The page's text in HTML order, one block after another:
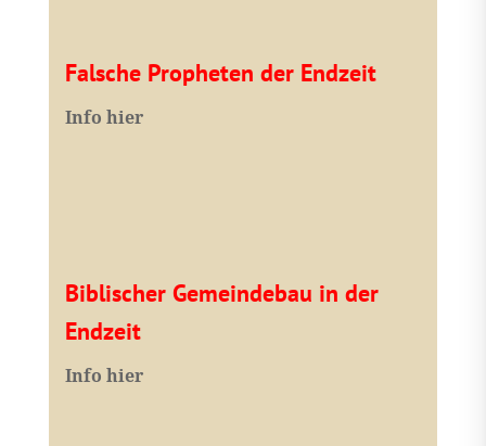
Falsche Propheten der Endzeit
Info hier
Biblischer Gemeindebau in der
Endzeit
Info hier